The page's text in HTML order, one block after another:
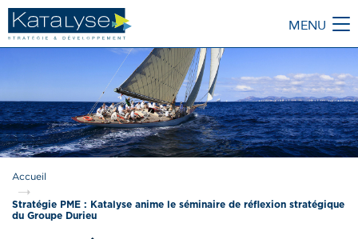
MENU
Accueil
Stratégie PME : Katalyse anime le séminaire de réflexion stratégique
du Groupe Durieu